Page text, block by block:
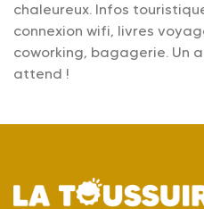
chaleureux. Infos
connexion wifi, livres
coworking, bagagerie. Un
attend !